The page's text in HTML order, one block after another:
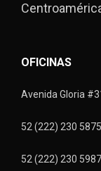
OFICINAS
Avenida Gloria
52 (222) 230 5875
52 (222) 230 5987